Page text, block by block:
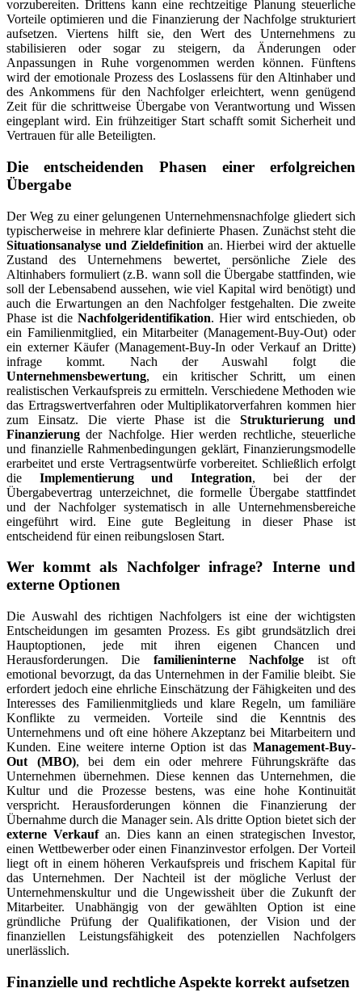
vorzubereiten. Drittens kann eine rechtzeitige Planung steuerliche
Vorteile optimieren und die Finanzierung der Nachfolge strukturiert
aufsetzen. Viertens hilft sie, den Wert des Unternehmens zu
stabilisieren oder sogar zu steigern, da Änderungen oder
Anpassungen in Ruhe vorgenommen werden können. Fünftens
wird der emotionale Prozess des Loslassens für den Altinhaber und
des Ankommens für den Nachfolger erleichtert, wenn genügend
Zeit für die schrittweise Übergabe von Verantwortung und Wissen
eingeplant wird. Ein frühzeitiger Start schafft somit Sicherheit und
Vertrauen für alle Beteiligten.
Die entscheidenden Phasen einer erfolgreichen
Übergabe
Der Weg zu einer gelungenen Unternehmensnachfolge gliedert sich
typischerweise in mehrere klar definierte Phasen. Zunächst steht die
Situationsanalyse und Zieldefinition an. Hierbei wird der aktuelle
Zustand des Unternehmens bewertet, persönliche Ziele des
Altinhabers formuliert (z.B. wann soll die Übergabe stattfinden, wie
soll der Lebensabend aussehen, wie viel Kapital wird benötigt) und
auch die Erwartungen an den Nachfolger festgehalten. Die zweite
Phase ist die Nachfolgeridentifikation. Hier wird entschieden, ob
ein Familienmitglied, ein Mitarbeiter (Management-Buy-Out) oder
ein externer Käufer (Management-Buy-In oder Verkauf an Dritte)
infrage kommt. Nach der Auswahl folgt die
Unternehmensbewertung, ein kritischer Schritt, um einen
realistischen Verkaufspreis zu ermitteln. Verschiedene Methoden wie
das Ertragswertverfahren oder Multiplikatorverfahren kommen hier
zum Einsatz. Die vierte Phase ist die Strukturierung und
Finanzierung der Nachfolge. Hier werden rechtliche, steuerliche
und finanzielle Rahmenbedingungen geklärt, Finanzierungsmodelle
erarbeitet und erste Vertragsentwürfe vorbereitet. Schließlich erfolgt
die Implementierung und Integration, bei der der
Übergabevertrag unterzeichnet, die formelle Übergabe stattfindet
und der Nachfolger systematisch in alle Unternehmensbereiche
eingeführt wird. Eine gute Begleitung in dieser Phase ist
entscheidend für einen reibungslosen Start.
Wer kommt als Nachfolger infrage? Interne und
externe Optionen
Die Auswahl des richtigen Nachfolgers ist eine der wichtigsten
Entscheidungen im gesamten Prozess. Es gibt grundsätzlich drei
Hauptoptionen, jede mit ihren eigenen Chancen und
Herausforderungen. Die familieninterne Nachfolge ist oft
emotional bevorzugt, da das Unternehmen in der Familie bleibt. Sie
erfordert jedoch eine ehrliche Einschätzung der Fähigkeiten und des
Interesses des Familienmitglieds und klare Regeln, um familiäre
Konflikte zu vermeiden. Vorteile sind die Kenntnis des
Unternehmens und oft eine höhere Akzeptanz bei Mitarbeitern und
Kunden. Eine weitere interne Option ist das Management-Buy-
Out (MBO), bei dem ein oder mehrere Führungskräfte das
Unternehmen übernehmen. Diese kennen das Unternehmen, die
Kultur und die Prozesse bestens, was eine hohe Kontinuität
verspricht. Herausforderungen können die Finanzierung der
Übernahme durch die Manager sein. Als dritte Option bietet sich der
externe Verkaufan. Dies kann an einen strategischen Investor,
einen Wettbewerber oder einen Finanzinvestor erfolgen. Der Vorteil
liegt oft in einem höheren Verkaufspreis und frischem Kapital für
das Unternehmen. Der Nachteil ist der mögliche Verlust der
Unternehmenskultur und die Ungewissheit über die Zukunft der
Mitarbeiter. Unabhängig von der gewählten Option ist eine
gründliche Prüfung der Qualifikationen, der Vision und der
finanziellen Leistungsfähigkeit des potenziellen Nachfolgers
unerlässlich.
Finanzielle und rechtliche Aspekte korrekt aufsetzen